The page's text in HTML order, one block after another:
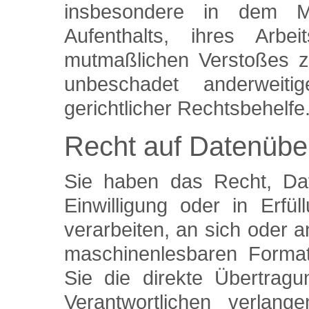
insbesondere in dem
Aufenthalts, ihres
mutmaßlichen Verstoßes
unbeschadet
gerichtlicher
Recht auf
Sie haben das Recht,
Einwilligung oder in
verarbeiten, an sich oder
maschinenlesbaren
Sie die direkte
Verantwortlichen